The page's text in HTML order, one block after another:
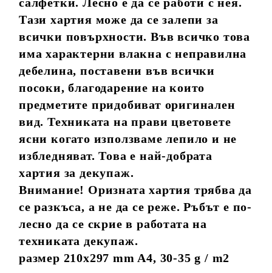
Тази хартия може да се залепи за
всички повърхности. Във всичко това
има характерни влакна с неправилна
дебелина, поставени във всички
посоки, благодарение на които
предметите придобиват оригинален
вид. Техниката на прави цветовете
ясни когато използваме лепило и не
избледняват. Това е най-добрата
хартия за декупаж.
Внимание! Оризната хартия трябва да
се разкъса, а не да се реже. Ръбът е по-
лесно да се скрие в работата на
техниката декупаж.
размер 210x297 mm A4, 30-35 g / m2